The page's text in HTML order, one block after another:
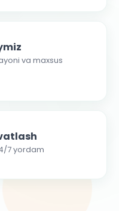
va maxsus
7 yordam